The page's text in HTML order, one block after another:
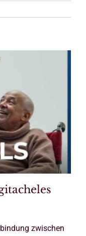
zwischen